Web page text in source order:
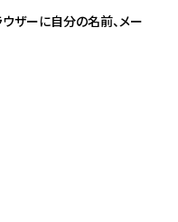
ザーに自分の名前、メー